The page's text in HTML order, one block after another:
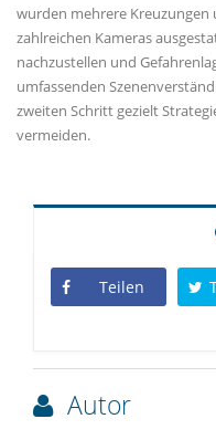
wurden mehrere
zahlreichen Kameras
nachzustellen und
umfassenden
zweiten Schritt gezielt
vermeiden.
Teilen
Autor